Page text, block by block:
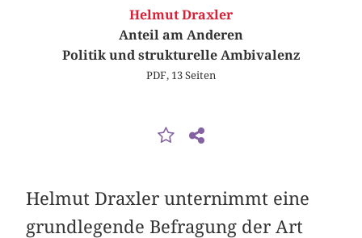
Helmut Draxler
Anteil am Anderen
Politik und strukturelle Ambivalenz
PDF, 13 Seiten
Helmut Draxler unternimmt eine
grundlegende Befragung der Art